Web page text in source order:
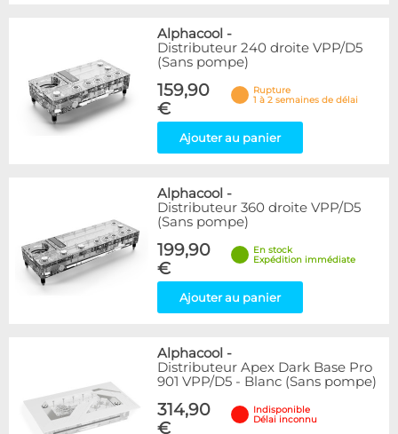
Alphacool -
Distributeur 240 droite VPP/D5
(Sans pompe)
159,90
€
Rupture
1 à 2 semaines de délai
Ajouter au panier
Alphacool -
Distributeur 360 droite VPP/D5
(Sans pompe)
199,90
€
En stock
Expédition immédiate
Ajouter au panier
Alphacool -
Distributeur Apex Dark Base Pro
901 VPP/D5 - Blanc (Sans pompe)
314,90
€
Indisponible
Délai inconnu